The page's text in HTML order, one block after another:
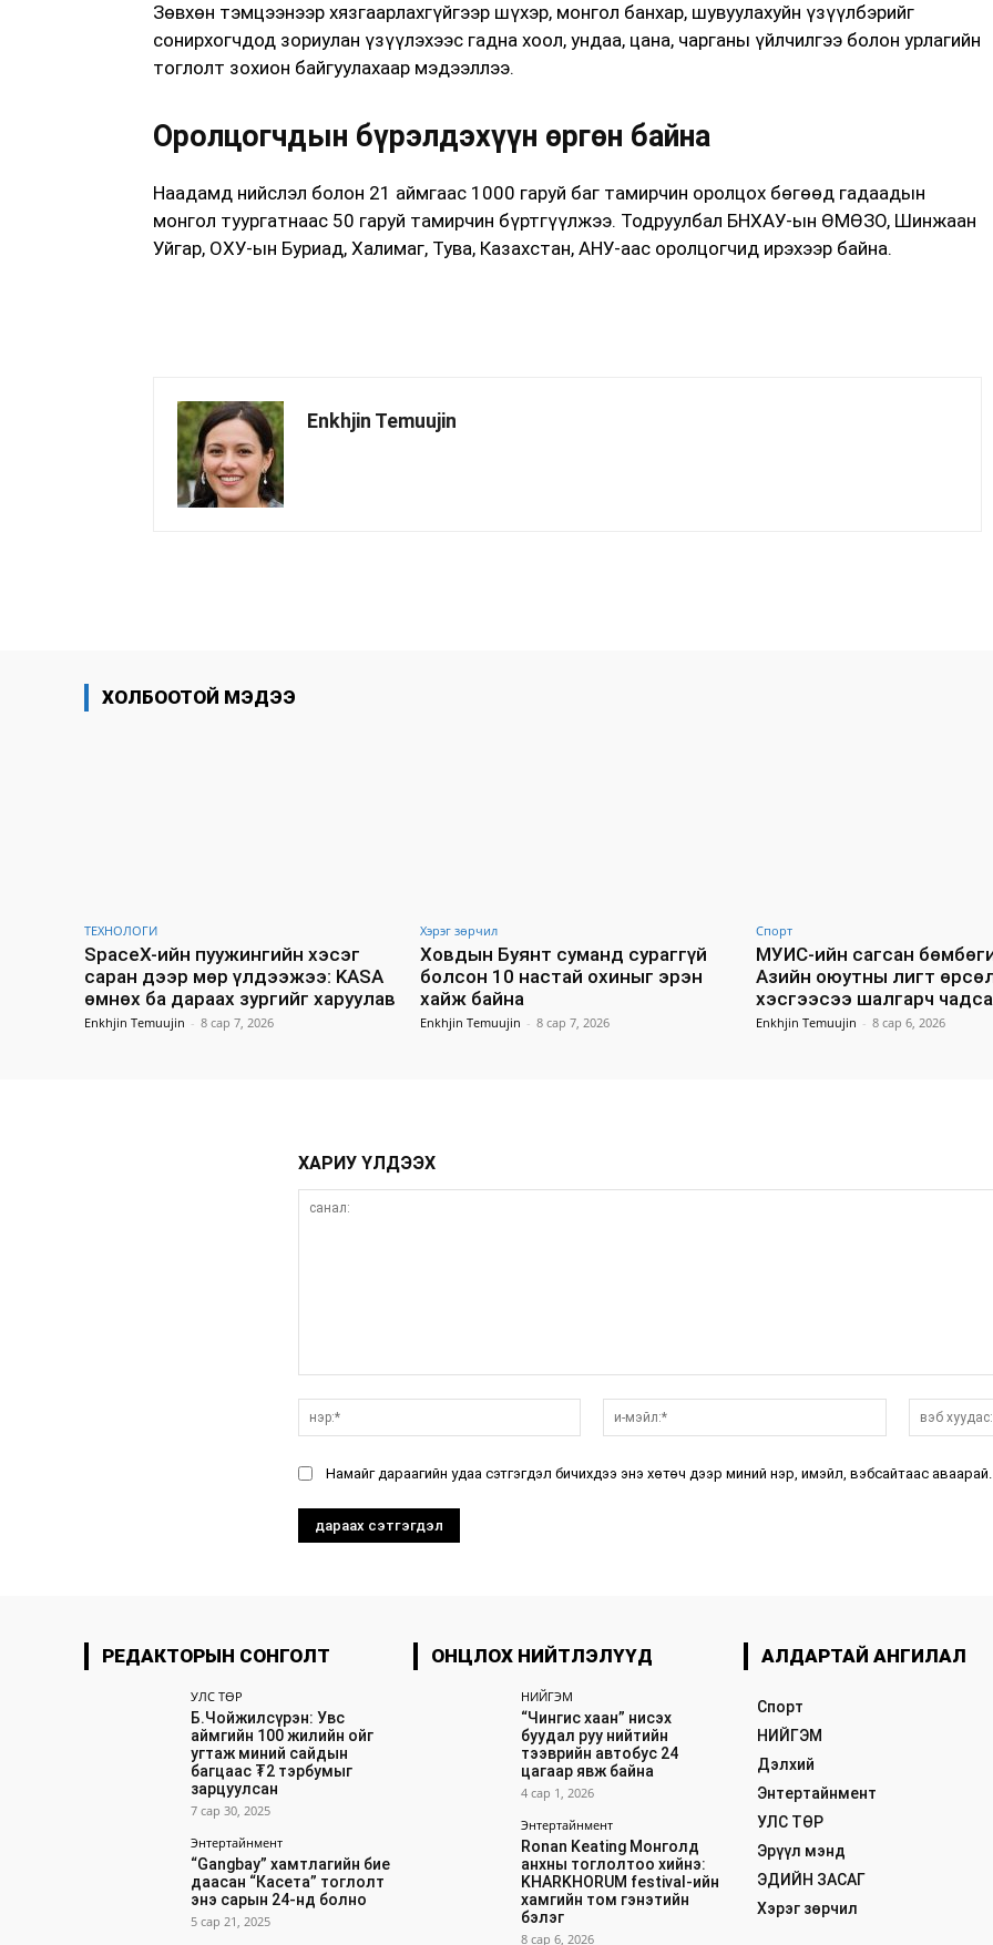
Зөвхөн тэмцээнээр хязгаарлахгүйгээр шүхэр, монгол банхар, шувуулахуйн үзүүлбэрийг
сонирхогчдод зориулан үзүүлэхээс гадна хоол, ундаа, цана, чарганы үйлчилгээ болон урлагийн
тоглолт зохион байгуулахаар мэдээллээ.
Оролцогчдын бүрэлдэхүүн өргөн байна
Наадамд нийслэл болон 21 аймгаас 1000 гаруй баг тамирчин оролцох бөгөөд гадаадын
монгол туургатнаас 50 гаруй тамирчин бүртгүүлжээ. Тодруулбал БНХАУ-ын ӨМӨЗО, Шинжаан
Уйгар, ОХУ-ын Буриад, Халимаг, Тува, Казахстан, АНУ-аас оролцогчид ирэхээр байна.
Enkhjin Temuujin
ХОЛБООТОЙ МЭДЭЭ
ТЕХНОЛОГИ
SpaceX-ийн пуужингийн хэсэг
саран дээр мөр үлдээжээ: KASA
өмнөх ба дараах зургийг харуулав
Enkhjin Temuujin - 8 сар 7, 2026
Хэрэг зөрчил
Ховдын Буянт суманд сураггүй
болсон 10 настай охиныг эрэн
хайж байна
Enkhjin Temuujin - 8 сар 7, 2026
Спорт
МУИС-ийн сагсан
Азийн оюутны лигт
хэсгээсээ шалгарч
Enkhjin Temuujin - 8 сар 6, 2026
ХАРИУ ҮЛДЭЭХ
мэйл:*
Намайг дараагийн удаа сэтгэгдэл бичихдээ энэ хөтөч дээр миний нэр, имэйл, вэбсайтаас аваарай.
РЕДАКТОРЫН СОНГОЛТ
УЛС ТӨР
Б.Чойжилсүрэн: Увс
аймгийн 100 жилийн ойг
угтаж миний сайдын
багцаас ₮2 тэрбумыг
зарцуулсан
7 сар 30, 2025
Энтертайнмент
“Gangbay” хамтлагийн бие
даасан “Касета” тоглолт
энэ сарын 24-нд болно
5 сар 21, 2025
ОНЦЛОХ НИЙТЛЭЛҮҮД
НИЙГЭМ
“Чингис хаан” нисэх
буудал руу нийтийн
тээврийн автобус 24
цагаар явж байна
4 сар 1, 2026
Энтертайнмент
Ronan Keating Монголд
анхны тоглолтоо хийнэ:
KHARKHORUM festival-ийн
хамгийн том гэнэтийн
бэлэг
8 сар 6, 2026
АЛДАРТАЙ АНГИЛАЛ
Спорт
НИЙГЭМ
Дэлхий
Энтертайнмент
УЛС ТӨР
Эрүүл мэнд
ЭДИЙН ЗАСАГ
Хэрэг зөрчил